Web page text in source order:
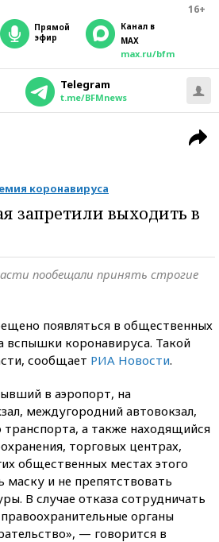
16+
прямой
эфир
Канал в
MAX
max.ru/bfm
Telegram
t.me/BFMnews
коронавируса
запретили выходить в
пообещали принять строгие
появляться в общественных
вспышки коронавируса. Такой
сообщает РИА Новости.
в аэропорт, на
междугородний автовокзал,
транспорта, а также находящийся
торговых центрах,
общественных местах этого
маску и не препятствовать
В случае отказа сотрудничать
органы
— говорится в